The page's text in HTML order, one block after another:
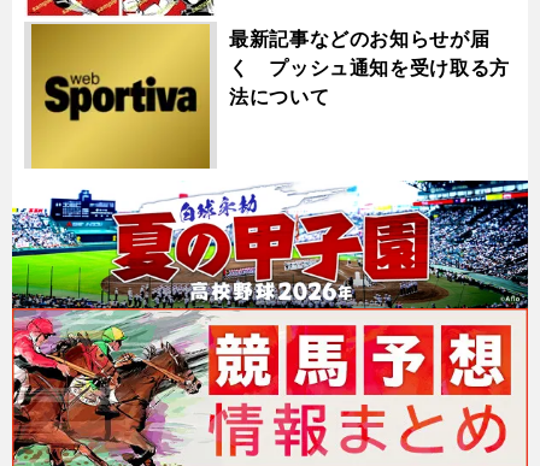
最新記事などのお知らせが届
く プッシュ通知を受け取る方
法について